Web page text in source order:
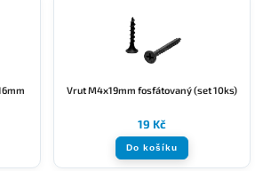
Vrut M4x19mm fosfátovaný (set 10ks)
19 Kč
Do košíku